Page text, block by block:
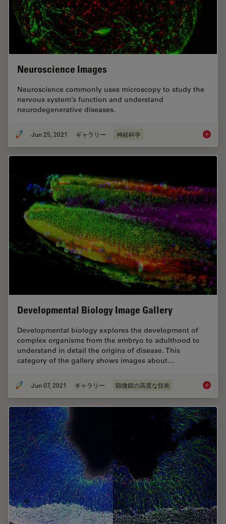
Neuroscience Images
Neuroscience commonly uses microscopy to study the
nervous system’s function and understand
neurodegenerative diseases.
Jun 25, 2021 ギャラリー 神経科学
Developmental Biology Image Gallery
Developmental biology explores the development of
complex organisms from the embryo to adulthood to
understand in detail the origins of disease. This
category of the gallery shows images about…
Jun 07, 2021 ギャラリー 顕微鏡の高度な技術